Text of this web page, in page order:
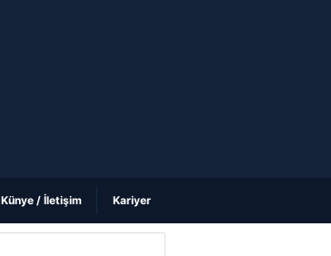
Künye / İletişim Kariyer